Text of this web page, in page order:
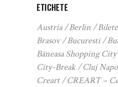
ETICHETE
Austria Berlin
Brasov
Bucuresti
Băneasa Shopping City
City-Break
Cluj
Creart
CREART –